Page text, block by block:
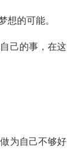
想的可能。
己的事，在这
为自己不够好